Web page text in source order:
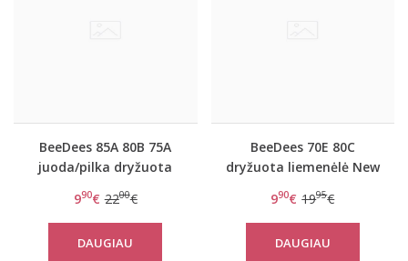
BeeDees 85A 80B 75A
juoda/pilka dryžuota
990€ 2200€
DAUGIAU
BeeDees 70E 80C
dryžuota liemenėlė New
990€ 1995€
DAUGIAU